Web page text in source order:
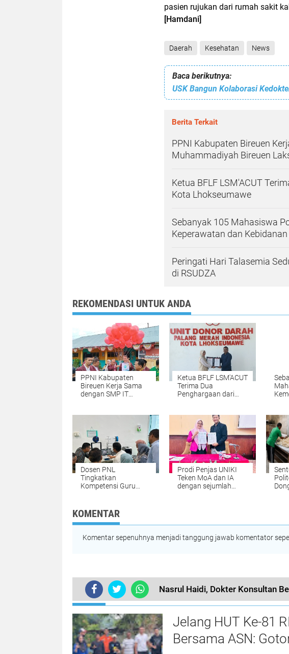
pasien rujukan dari rumah sakit
[Hamdani]
Daerah Kesehatan News
Baca berikutnya:
USK Bangun Kolaborasi
Berita Terkait
PPNI Kabupaten Bireuen
Muhammadiyah Bireuen
Ketua BFLF LSM'ACUT
Kota Lhokseumawe
Sebanyak 105 Mahasiswa
Keperawatan dan
Peringati Hari Talasemia
di RSUDZA
REKOMENDASI UNTUK ANDA
PPNI Kabupaten
Bireuen Kerja Sama
dengan SMP IT
Ketua BFLF LSM'ACUT
Terima Dua
Penghargaan dari
KKL
Dosen PNL
Tingkatkan
Kompetensi Guru
Prodi Penjas UNIKI
Teken MoA dan IA
dengan sejumlah
KOMENTAR
Komentar sepenuhnya menjadi tanggung jawab komentator
Nasrul Haidi, Dokter Konsultan
TERKINI
Jelang HUT Ke-81
Bersama ASN: